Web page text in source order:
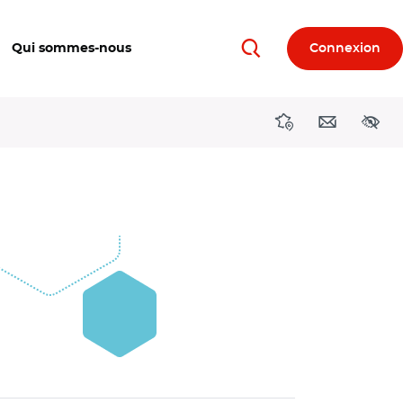
Qui sommes-nous RechercherConnexion
DirectionsContact